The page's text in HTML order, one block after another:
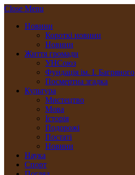
Close Menu
Новини
Короткі новини
Новини
Життя громади
УНСоюз
Фундація ім. І. Багряного
Посмертна згадка
Культура
Мистецтво
Мова
Історія
Подорожі
Постаті
Новини
Наука
Спорт